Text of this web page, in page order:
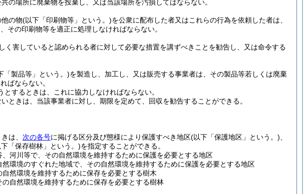
の場所に廃棄物を投棄し、又は当該場所を汚損してはならない。
の物(以下「印刷物等」という。)を公衆に配布した者又はこれらの行為を依頼した者は、
その印刷物等を適正に処理しなければならない。
く害していると認められる者に対して必要な措置を講ずべきことを勧告し、又は命令する
「製品等」という。)を製造し、加工し、又は販売する事業者は、その製品等若しくは廃棄
ばならない。
するときは、これに協力しなければならない。
ときは、当該事業者に対し、期限を定めて、回収を勧告することができる。
は、 次の各号に掲げる区分及び態様により保護すべき地区(以下「保護地区」という。)
「保存樹林」という。)を指定することができる。
河川等で、その自然環境を維持するために保護を必要とする地区
環境のすぐれた地域で、その自然環境を維持するために保護を必要とする地区
然環境を維持するために保存を必要とする樹木
自然環境を維持するために保存を必要とする樹林